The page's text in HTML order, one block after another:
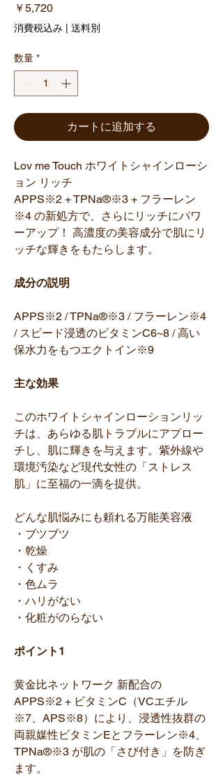
￥5,720価
格
消費税込み 送料別
数量 *
カートに追加する
Lov me Touch ホワイトシャインローシ
ョン リッチ
APPS※2 + TPNa®※3 + フラーレン
※4 の新処方で、さらにリッチにパワ
ーアップ！ 高濃度の美容成分で肌にリ
ッチな輝きをもたらします。
成分の説明
APPS※2 / TPNa®※3 / フラーレン※4
/ スピード浸透のビタミンC6~8 / 高い
保水力をもつエクトイン※9
主な効果
このホワイトシャインローションリッ
チは、あらゆる肌トラブルにアプロー
チし、肌に輝きを与えます。紫外線や
環境汚染など現代女性の「ストレス
肌」に至福の一滴を提供。
どんな肌悩みにも頼れる万能美容液
・ブツブツ
・乾燥
・くすみ
・色ムラ
・ハリがない
・化粧がのらない
ポイント1
黄金比ネットワーク 新配合の
APPS※2 + ビタミンC（VCエチル
※7、APS※8）により、浸透性抜群の
両親媒性ビタミンEとフラーレン※4、
TPNa®※3 が肌の「さび付き」を防ぎ
ます。